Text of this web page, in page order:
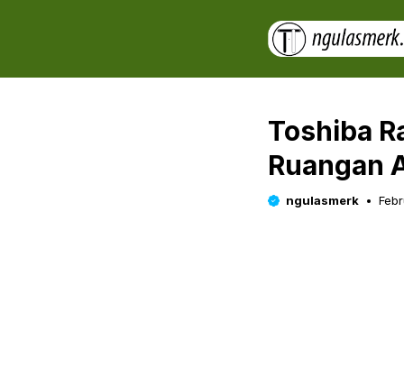
Toshiba
Ruangan
ngulasmerk